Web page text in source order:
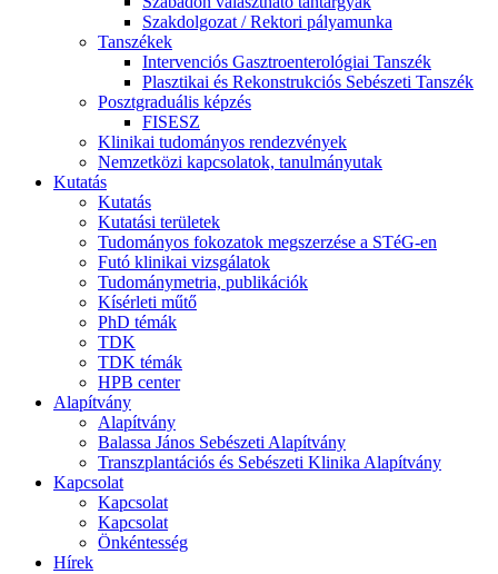
Szakdolgozat / Rektori pályamunka
Tanszékek
Intervenciós Gasztroenterológiai Tanszék
Plasztikai és Rekonstrukciós Sebészeti Tanszék
Posztgraduális képzés
FISESZ
Klinikai tudományos rendezvények
Nemzetközi kapcsolatok, tanulmányutak
Kutatás
Kutatás
Kutatási területek
Tudományos fokozatok megszerzése a STéG-en
Futó klinikai vizsgálatok
Tudománymetria, publikációk
Kísérleti műtő
PhD témák
TDK
TDK témák
HPB center
Alapítvány
Alapítvány
Balassa János Sebészeti Alapítvány
Transzplantációs és Sebészeti Klinika Alapítvány
Kapcsolat
Kapcsolat
Kapcsolat
Önkéntesség
Hírek